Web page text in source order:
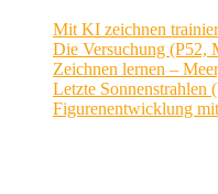
Mit KI zeichnen
Die Versuchung (P52,
Zeichnen lernen –
Letzte Sonnenstrahlen
Figurenentwicklung